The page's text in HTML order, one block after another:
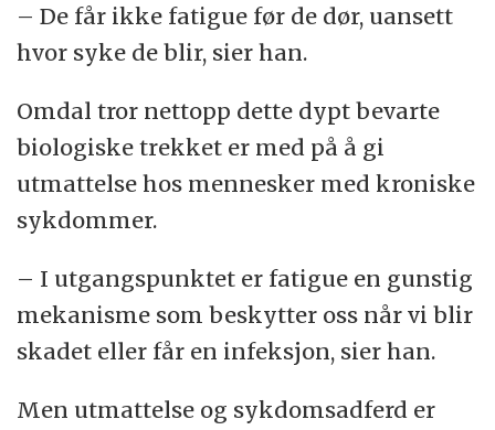
– De får ikke fatigue før de dør, uansett
hvor syke de blir, sier han.
Omdal tror nettopp dette dypt bevarte
biologiske trekket er med på å gi
utmattelse hos mennesker med kroniske
sykdommer.
– I utgangspunktet er fatigue en gunstig
mekanisme som beskytter oss når vi blir
skadet eller får en infeksjon, sier han.
Men utmattelse og sykdomsadferd er